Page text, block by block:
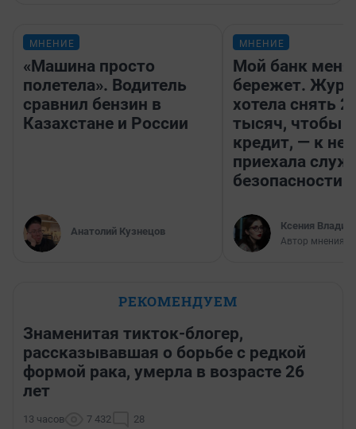
МНЕНИЕ
«Машина просто
полетела». Водитель
сравнил бензин в
Казахстане и России
Анатолий Кузнецов
МНЕНИЕ
Мой банк меня
бережет.
хотела снять
тысяч, чтобы
кредит, — к
приехала
безопасности
Ксения
Автор мнения
РЕКОМЕНДУЕМ
Знаменитая тикток-блогер,
рассказывавшая о борьбе с редкой
формой рака, умерла в возрасте 26
лет
13 часов 7 432 28